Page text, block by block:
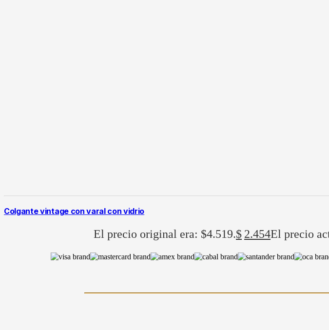
Colgante vintage con varal con vidrio
El precio original era: $4.519.$ 2.454El precio